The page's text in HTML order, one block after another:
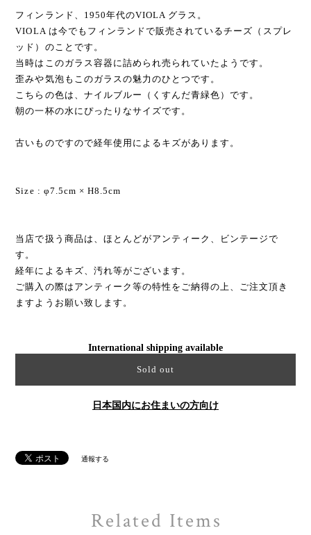
フィンランド、1950年代のVIOLA グラス。
VIOLA は今でもフィンランドで販売されているチーズ（スプレ
ッド）のことです。
当時はこのガラス容器に詰められ売られていたようです。
歪みや気泡もこのガラスの魅力のひとつです。
こちらの色は、ナイルブルー（くすんだ青緑色）です。
朝の一杯の水にぴったりなサイズです。
古いものですので経年使用によるキズがあります。
Size : φ7.5cm × H8.5cm
当店で扱う商品は、ほとんどがアンティーク、ビンテージで
す。
経年によるキズ、汚れ等がございます。
ご購入の際はアンティーク等の特性をご納得の上、ご注文頂き
ますようお願い致します。
International shipping available
Sold out
日本国内にお住まいの方向け
通報する
Related Items